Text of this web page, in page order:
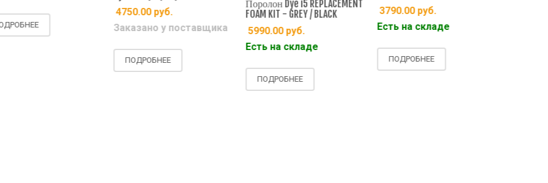
4750.00руб.
Заказано у поставщика
ПОДРОБНЕЕ
Поролон Dye i5 REPLACEMENT
FOAM KIT - GREY / BLACK
5990.00руб.
Есть на складе
ПОДРОБНЕЕ
3790.00руб.
Есть на складе
ПОДРОБНЕЕ